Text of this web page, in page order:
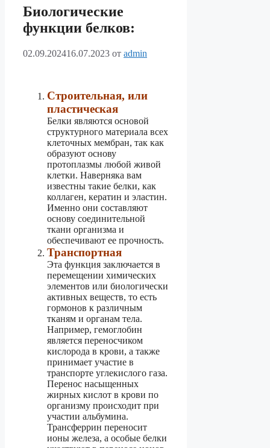
Биологические
функции белков:
02.09.202416.07.2023 от admin
Строительная, или
пластическая
Белки являются основой
структурного материала всех
клеточных мембран, так как
образуют основу
протоплазмы любой живой
клетки. Наверняка вам
известны такие белки, как
коллаген, кератин и эластин.
Именно они составляют
основу соединительной
ткани организма и
обеспечивают ее прочность.
Транспортная
Эта функция заключается в
перемещении химических
элементов или биологически
активных веществ, то есть
гормонов к различным
тканям и органам тела.
Например, гемоглобин
является переносчиком
кислорода в крови, а также
принимает участие в
транспорте углекислого газа.
Перенос насыщенных
жирных кислот в крови по
организму происходит при
участии альбумина.
Трансферрин переносит
ионы железа, а особые белки